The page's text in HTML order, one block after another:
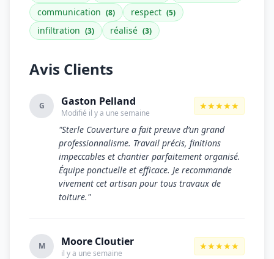
communication (8) respect (5)
infiltration (3) réalisé (3)
Avis Clients
G Gaston Pelland
Modifié il y a une semaine
★★★★★
"Sterle Couverture a fait preuve d’un grand
professionnalisme. Travail précis, finitions
impeccables et chantier parfaitement organisé.
Équipe ponctuelle et efficace. Je recommande
vivement cet artisan pour tous travaux de
toiture."
M Moore Cloutier
il y a une semaine
★★★★★